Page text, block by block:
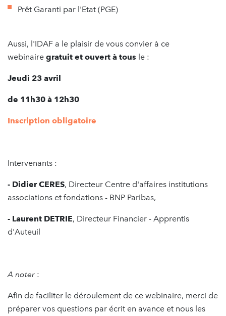
Prêt Garanti par l'Etat (PGE)
Aussi, l'IDAF a le plaisir de vous convier à ce
webinaire gratuit et ouvert à tous le :
Jeudi 23 avril
de 11h30 à 12h30
Inscription obligatoire
Intervenants :
- Didier CERES, Directeur Centre d'affaires institutions
associations et fondations - BNP Paribas,
- Laurent DETRIE, Directeur Financier - Apprentis
d'Auteuil
A noter :
Afin de faciliter le déroulement de ce webinaire, merci de
préparer vos questions par écrit en avance et nous les